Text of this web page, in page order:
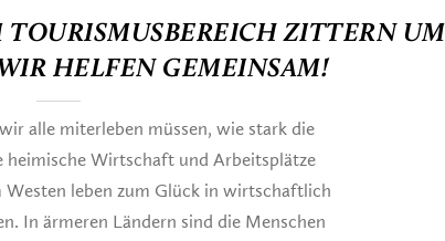
ZITTERN UM
HELFEN GEMEINSAM!
alle miterleben müssen, wie stark die
heimische Wirtschaft und Arbeitsplätze
leben zum Glück in wirtschaftlich
In ärmeren Ländern sind die Menschen